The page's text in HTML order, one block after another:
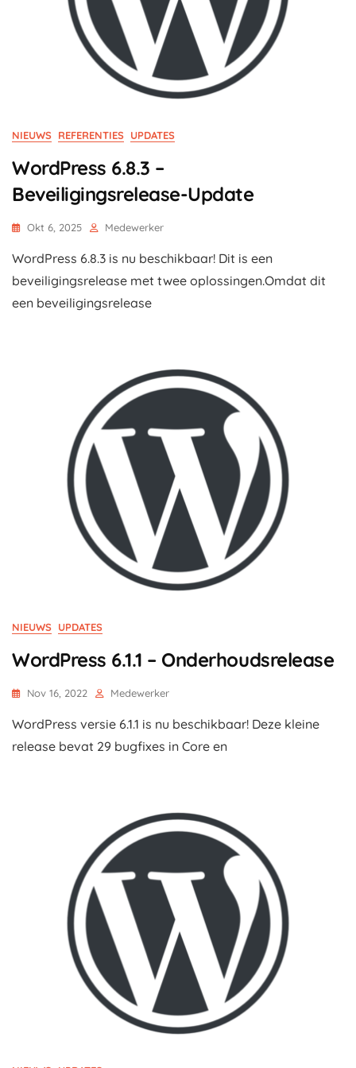
NIEUWS REFERENTIES UPDATES
WordPress 6.8.3 –
Beveiligingsrelease-Update
Okt 6, 2025 Medewerker
WordPress 6.8.3 is nu beschikbaar! Dit is een
beveiligingsrelease met twee oplossingen.Omdat dit
een beveiligingsrelease
NIEUWS UPDATES
WordPress 6.1.1 – Onderhoudsrelease
Nov 16, 2022 Medewerker
WordPress versie 6.1.1 is nu beschikbaar! Deze kleine
release bevat 29 bugfixes in Core en